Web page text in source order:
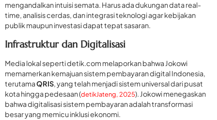
mengandalkan intuisi semata. Harus ada dukungan data real-
time, analisis cerdas, dan integrasi teknologi agar kebijakan
publik maupun investasi dapat tepat sasaran.
Infrastruktur dan Digitalisasi
Media lokal seperti detik.com melaporkan bahwa Jokowi
memamerkan kemajuan sistem pembayaran digital Indonesia,
terutamaQRIS , yang telah menjadi sistem universal dari pusat
kota hingga pedesaan (detikJateng, 2025). Jokowi menegaskan
bahwa digitalisasi sistem pembayaran adalah transformasi
besar yang memicu inklusi ekonomi.